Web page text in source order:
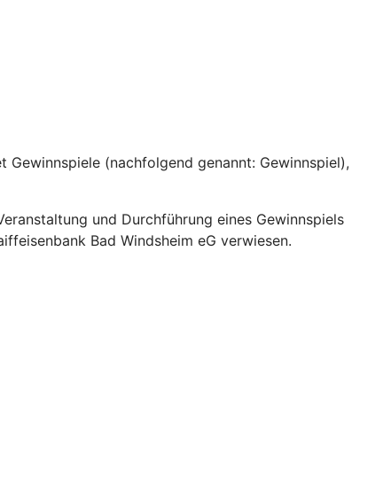
Gewinnspiele (nachfolgend genannt: Gewinnspiel),
und Durchführung eines Gewinnspiels
Bad Windsheim eG verwiesen.